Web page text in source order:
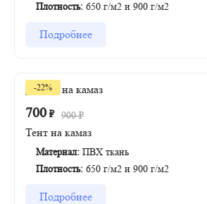
Плотность: 650 г/м2 и 900 г/м2
Подробнее
-22%
700 ₽ 900₽
Тент на камаз
Материал: ПВХ ткань
Плотность: 650 г/м2 и 900 г/м2
Подробнее